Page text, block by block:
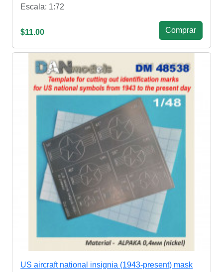
Escala: 1:72
$11.00 Сomprar
US aircraft national insignia (1943-present) mask